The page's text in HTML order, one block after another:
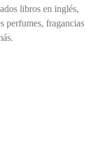
libros en inglés,
perfumes, fragancias